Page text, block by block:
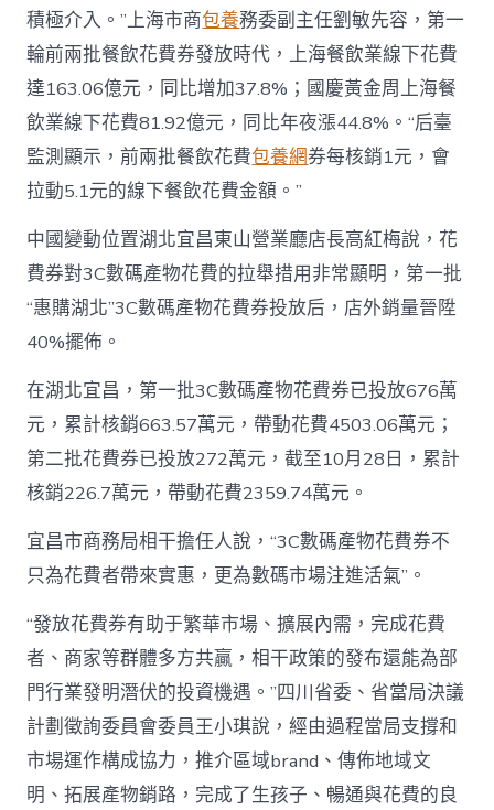
積極介入。”上海市商包養務委副主任劉敏先容，第一
輪前兩批餐飲花費券發放時代，上海餐飲業線下花費
達163.06億元，同比增加37.8%；國慶黃金周上海餐
飲業線下花費81.92億元，同比年夜漲44.8%。“后臺
監測顯示，前兩批餐飲花費包養網券每核銷1元，會
拉動5.1元的線下餐飲花費金額。”
中國變動位置湖北宜昌東山營業廳店長高紅梅說，花
費券對3C數碼產物花費的拉舉措用非常顯明，第一批
“惠購湖北”3C數碼產物花費券投放后，店外銷量晉陞
40%擺佈。
在湖北宜昌，第一批3C數碼產物花費券已投放676萬
元，累計核銷663.57萬元，帶動花費4503.06萬元；
第二批花費券已投放272萬元，截至10月28日，累計
核銷226.7萬元，帶動花費2359.74萬元。
宜昌市商務局相干擔任人說，“3C數碼產物花費券不
只為花費者帶來實惠，更為數碼市場注進活氣”。
“發放花費券有助于繁華市場、擴展內需，完成花費
者、商家等群體多方共贏，相干政策的發布還能為部
門行業發明潛伏的投資機遇。”四川省委、省當局決議
計劃徵詢委員會委員王小琪說，經由過程當局支撐和
市場運作構成協力，推介區域brand、傳佈地域文
明、拓展產物銷路，完成了生孩子、暢通與花費的良